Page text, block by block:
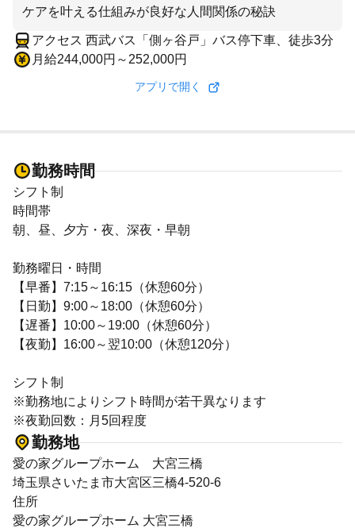
ケアを叶える仕組みが良好な人間関係の秘訣
アクセス 西武バス「側ヶ谷戸」バス停下車、徒歩3分
月給244,000円～252,000円
アプリで開く
勤務時間
シフト制
時間帯
朝、昼、夕方・夜、深夜・早朝
勤務曜日・時間
【早番】7:15～16:15（休憩60分）
【日勤】9:00～18:00（休憩60分）
【遅番】10:00～19:00（休憩60分）
【夜勤】16:00～翌10:00（休憩120分）
シフト制
※勤務地によりシフト時間が若干異なります
※夜勤回数：月5回程度
勤務地
愛の家グループホーム 大宮三橋
埼玉県さいたま市大宮区三橋4-520-6
住所
愛の家グループホーム 大宮三橋